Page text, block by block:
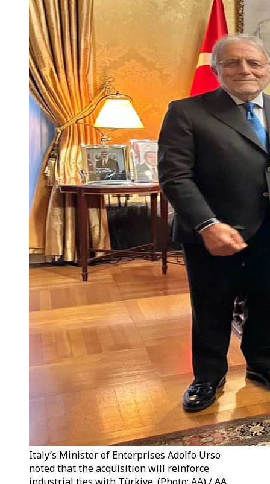
Italy’s Minister of Enterprises Adolfo Urso
noted that the acquisition will reinforce